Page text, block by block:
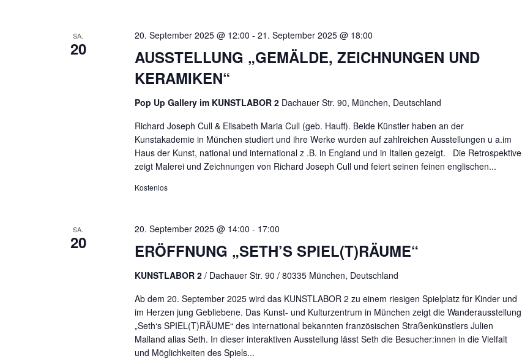
SA.
20
AUSSTELLUNG „GEMÄLDE, ZEICHNUNGEN UND
KERAMIKEN“
20. September 2025 @ 12:00 - 21. September 2025 @ 18:00
Pop Up Gallery im KUNSTLABOR 2 Dachauer Str. 90, München, Deutschland
Richard Joseph Cull & Elisabeth Maria Cull (geb. Hauff). Beide Künstler haben an der
Kunstakademie in München studiert und ihre Werke wurden auf zahlreichen Ausstellungen u a.im
Haus der Kunst, national und international z .B. in England und in Italien gezeigt. Die Retrospektive
zeigt Malerei und Zeichnungen von Richard Joseph Cull und feiert seinen feinen englischen...
Kostenlos
SA.
20 ERÖFFNUNG „SETH’S SPIEL(T)RÄUME“
20. September 2025 @ 14:00 - 17:00
KUNSTLABOR 2 / Dachauer Str. 90 / 80335 München, Deutschland
Ab dem 20. September 2025 wird das KUNSTLABOR 2 zu einem riesigen Spielplatz für Kinder und
im Herzen jung Gebliebene. Das Kunst- und Kulturzentrum in München zeigt die Wanderausstellung
„Seth‘s SPIEL(T)RÄUME“ des international bekannten französischen Straßenkünstlers Julien
Malland alias Seth. In dieser interaktiven Ausstellung lässt Seth die Besucher:innen in die Vielfalt
und Möglichkeiten des Spiels...